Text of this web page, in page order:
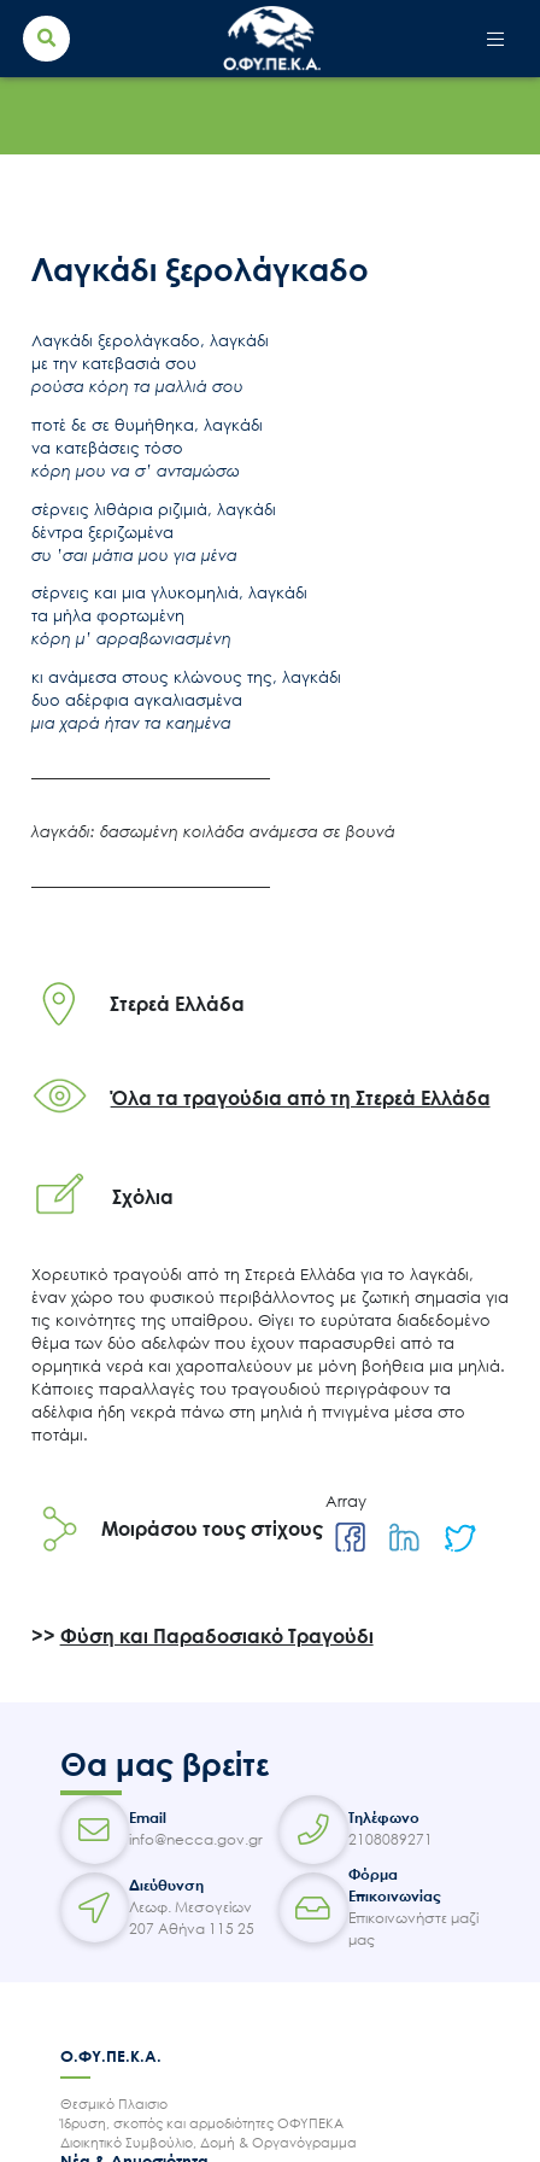
Search
for:
Search
for:
Ο.ΦΥ.ΠΕ.Κ.Α.
Νέα – Δημοσιότητα
Έργα
Λαγκάδι ξερολάγκαδο
Λαγκάδι ξερολάγκαδο, λαγκάδι
με την κατεβασιά σου
ρούσα κόρη τα μαλλιά σου
ποτέ δε σε θυμήθηκα, λαγκάδι
να κατεβάσεις τόσο
κόρη μου να σ’ ανταμώσω
σέρνεις λιθάρια ριζιμιά, λαγκάδι
δέντρα ξεριζωμένα
συ ’σαι μάτια μου για μένα
σέρνεις και μια γλυκομηλιά, λαγκάδι
τα μήλα φορτωμένη
κόρη μ’ αρραβωνιασμένη
κι ανάμεσα στους κλώνους της, λαγκάδι
δυο αδέρφια αγκαλιασμένα
μια χαρά ήταν τα καημένα
λαγκάδι: δασωμένη κοιλάδα ανάμεσα σε βουνά
Στερεά Ελλάδα
Όλα τα τραγούδια από τη Στερεά Ελλάδα
Σχόλια
Χορευτικό τραγούδι από τη Στερεά Ελλάδα για το λαγκάδι,
έναν χώρο του φυσικού περιβάλλοντος με ζωτική σημασία για
τις κοινότητες της υπαίθρου. Θίγει το ευρύτατα διαδεδομένο
θέμα των δύο αδελφών που έχουν παρασυρθεί από τα
ορμητικά νερά και χαροπαλεύουν με μόνη βοήθεια μια μηλιά.
Κάποιες παραλλαγές του τραγουδιού περιγράφουν τα
αδέλφια ήδη νεκρά πάνω στη μηλιά ή πνιγμένα μέσα στο
ποτάμι.
Μοιράσου τους στίχους
Array
>> Φύση και Παραδοσιακό Τραγούδι
Θα μας βρείτε
Email
info@necca.gov.gr
Τηλέφωνο
2108089271
Διεύθυνση
Λεωφ. Μεσογείων
207 Αθήνα 115 25
Φόρμα
Επικοινωνίας
Επικοινωνήστε μαζί
μας
Ο.ΦΥ.ΠΕ.Κ.Α.
Θεσμικό Πλαισιο
Ίδρυση, σκοπός και αρμοδιότητες ΟΦΥΠΕΚΑ
Διοικητικό Συμβούλιο, Δομή & Οργανόγραμμα